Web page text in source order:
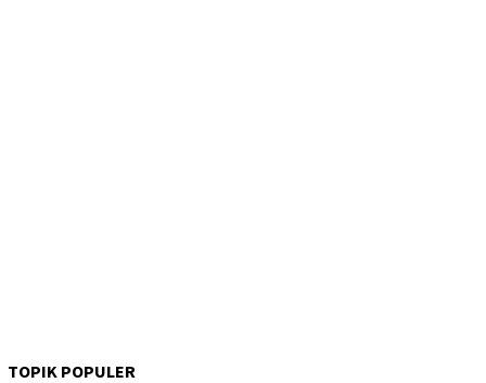
TOPIK POPULER